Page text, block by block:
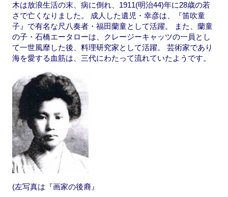
木は放浪生活の末、病に倒れ、1911(明治44)年に28歳の若
さで亡くなりました。 成人した遺児・幸彦は、『笛吹童
子』で有名な尺八奏者・福田蘭童として活躍。 また、蘭童
の子・石橋エータローは、クレージーキャッツの一員とし
て一世風靡した後、料理研究家として活躍。 芸術家であり
海を愛する血筋は、三代にわたって流れていたようです。
(左写真は『画家の後裔』